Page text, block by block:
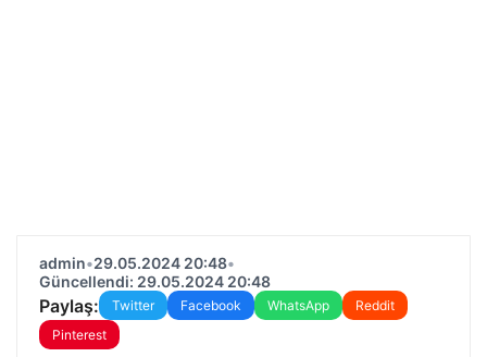
admin•29.05.2024 20:48•
Güncellendi: 29.05.2024 20:48
Paylaş: Twitter Facebook WhatsApp
Reddit
Pinterest